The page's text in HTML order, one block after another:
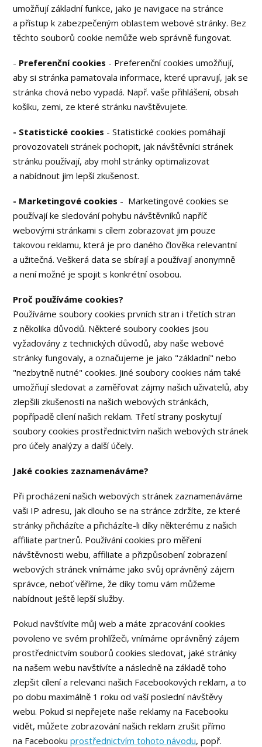
umožňují základní funkce, jako je navigace na stránce
a přístup k zabezpečeným oblastem webové stránky. Bez
těchto souborů cookie nemůže web správně fungovat.
- Preferenční cookies - Preferenční cookies umožňují,
aby si stránka pamatovala informace, které upravují, jak se
stránka chová nebo vypadá. Např. vaše přihlášení, obsah
košíku, zemi, ze které stránku navštěvujete.
- Statistické cookies - Statistické cookies pomáhají
provozovateli stránek pochopit, jak návštěvníci stránek
stránku používají, aby mohl stránky optimalizovat
a nabídnout jim lepší zkušenost.
- Marketingové cookies - Marketingové cookies se
používají ke sledování pohybu návštěvníků napříč
webovými stránkami s cílem zobrazovat jim pouze
takovou reklamu, která je pro daného člověka relevantní
a užitečná. Veškerá data se sbírají a používají anonymně
a není možné je spojit s konkrétní osobou.
Proč používáme cookies?
Používáme soubory cookies prvních stran i třetích stran
z několika důvodů. Některé soubory cookies jsou
vyžadovány z technických důvodů, aby naše webové
stránky fungovaly, a označujeme je jako "základní" nebo
"nezbytně nutné" cookies. Jiné soubory cookies nám také
umožňují sledovat a zaměřovat zájmy našich uživatelů, aby
zlepšili zkušenosti na našich webových stránkách,
popřípadě cílení našich reklam. Třetí strany poskytují
soubory cookies prostřednictvím našich webových stránek
pro účely analýzy a další účely.
Jaké cookies zaznamenáváme?
Při procházení našich webových stránek zaznamenáváme
vaši IP adresu, jak dlouho se na stránce zdržíte, ze které
stránky přicházíte a přicházíte-li díky některému z našich
affiliate partnerů. Používání cookies pro měření
návštěvnosti webu, affiliate a přizpůsobení zobrazení
webových stránek vnímáme jako svůj oprávněný zájem
správce, neboť věříme, že díky tomu vám můžeme
nabídnout ještě lepší služby.
Pokud navštívíte můj web a máte zpracování cookies
povoleno ve svém prohlížeči, vnímáme oprávněný zájem
prostřednictvím souborů cookies sledovat, jaké stránky
na našem webu navštívíte a následně na základě toho
zlepšit cílení a relevanci našich Facebookových reklam, a to
po dobu maximálně 1 roku od vaší poslední návštěvy
webu. Pokud si nepřejete naše reklamy na Facebooku
vidět, můžete zobrazování našich reklam zrušit přímo
na Facebookuprostřednictvím tohoto návodu, popř.